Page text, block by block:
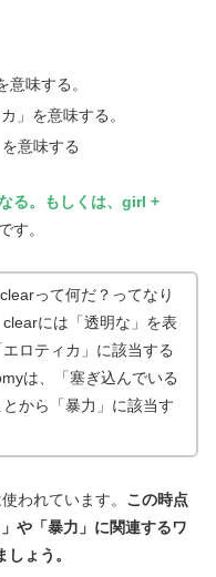
意味する。
」を意味する。
意味する
る。もしくは、girl +
す。
って何だ？ってなり
には「透明な」を表
ロティカ」に該当する
は、「塞ぎ込んでいる
から「暴力」に該当す
われています。 この時点
や「暴力」に関連するワ
ょう。